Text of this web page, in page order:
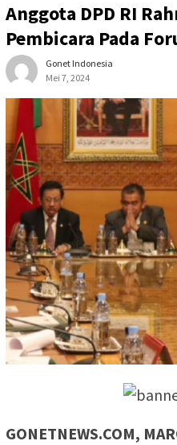
Anggota DPD RI
Pembicara Pada
Gonet Indonesia
Mei 7, 2024
GONETNEWS.COM,